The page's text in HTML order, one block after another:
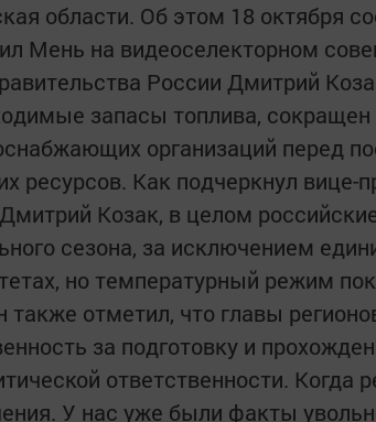
области. Об этом 18 октября
Мень на видеоселекторном
России Дмитрий
запасы топлива, сокращен
организаций перед
ресурсов. Как подчеркнул вице-
Козак, в целом
сезона, за исключением
но температурный режим
отметил, что главы
за подготовку и
ответственности. Когда
У нас уже были факты